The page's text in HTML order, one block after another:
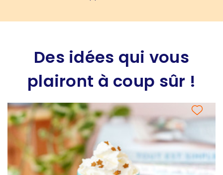
Des idées qui vous
plairont à coup sûr !